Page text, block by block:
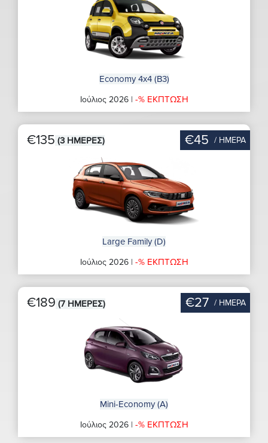
Economy 4x4 (B3)
Ιούλιος 2026 | -% ΕΚΠΤΩΣΗ
€135 (3 ΗΜΕΡΕΣ) €45 / ΗΜΕΡΑ
Large Family (D)
Ιούλιος 2026 | -% ΕΚΠΤΩΣΗ
€189 (7 ΗΜΕΡΕΣ) €27 / ΗΜΕΡΑ
Mini-Economy (A)
Ιούλιος 2026 | -% ΕΚΠΤΩΣΗ